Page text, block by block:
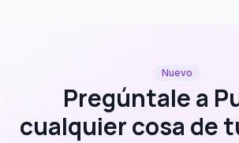
Nuevo
Pregúntale a
cualquier cosa de